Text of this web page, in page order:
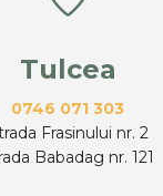
Tulcea
0746 071 303
Frasinului nr. 2
Babadag nr. 121